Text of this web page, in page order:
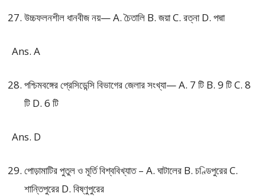
উচ্চফলনশীল ধানবীজ নয়— A. চৈতালি B. জয়া C. রত্না D. পদ্মা
Ans. A
পশ্চিমবঙ্গের প্রেসিডেন্সি বিভাগের জেলার সংখ্যা— A. 7 টি B. 9 টি C. 8
টি D. 6 টি
Ans. D
পোড়ামাটির পুতুল ও মূর্তি বিশ্ববিখ্যাত – A. ঘাটালের B. চণ্ডিপুরের C.
শান্তিপুরের D. বিষ্ণুপুরের